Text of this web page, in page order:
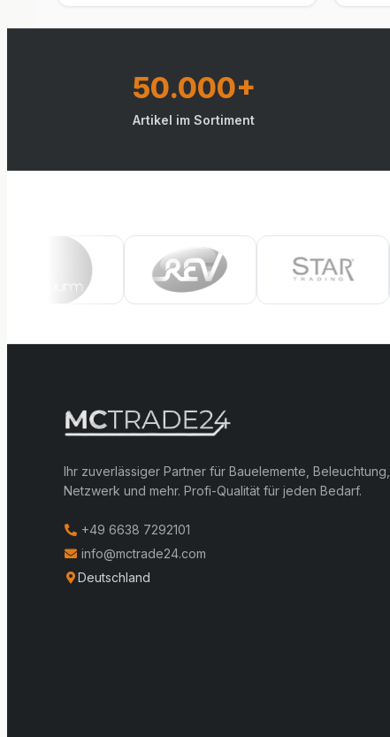
50.000+
Artikel im Sortiment
Ihr zuverlässiger Partner für Bauelemente, Beleuchtung,
Netzwerk und mehr. Profi-Qualität für jeden Bedarf.
+49 6638 7292101
info@mctrade24.com
Deutschland